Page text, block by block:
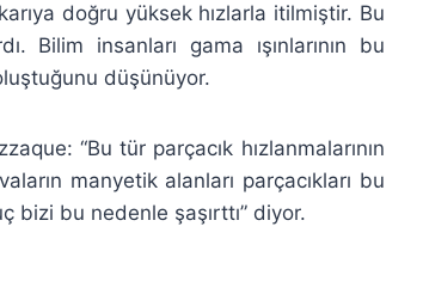
doğru yüksek hızlarla itilmiştir. Bu
Bilim insanları gama ışınlarının bu
düşünüyor.
“Bu tür parçacık hızlanmalarının
manyetik alanları parçacıkları bu
bizi bu nedenle şaşırttı” diyor.